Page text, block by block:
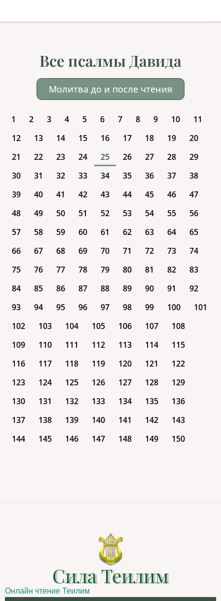
Все псалмы Давида
Молитва до и после чтения
1 2 3 4 5 6 7 8 9 10
11
12
13 14 15 16 17 18 19
20
21
22 23 24 25 26 27 28
29
30
31 32 33 34 35 36 37
38
39
40 41 42 43 44 45 46
47
48
49 50 51 52 53 54 55
56
57
58 59 60 61 62 63 64
65
66
67 68 69 70 71 72 73
74
75
76 77 78 79 80 81 82
83
84
85 86 87 88 89 90 91
92
93
94 95 96 97 98 99 100
101
102
103 104 105 106 107
108
109
110 111 112 113 114
115
116
117 118 119 120 121
122
123
124 125 126 127 128
129
130
131 132 133 134 135
136
137
138 139 140 141 142
143
144
145 146 147 148 149 150
Сила Теилим
Онлайн чтение Теилим